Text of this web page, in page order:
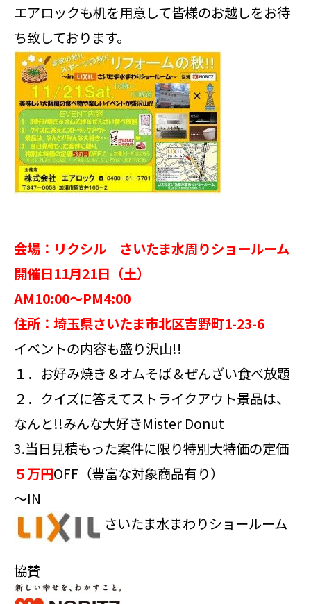
エアロックも机を用意して皆様のお越しをお待
ち致しております。
会場：リクシル さいたま水周りショールーム
開催日11月21日（土）
AM10:00～PM4:00
住所：埼玉県さいたま市北区吉野町1-23-6
イベントの内容も盛り沢山!!
１．お好み焼き＆オムそば＆ぜんざい食べ放題
２．クイズに答えてストライクアウト景品は、
なんと!!みんな大好きMister Donut
3.当日見積もった案件に限り特別大特価の定価
５万円OFF（豊富な対象商品有り）
～IN
さいたま水まわりショールーム
協賛